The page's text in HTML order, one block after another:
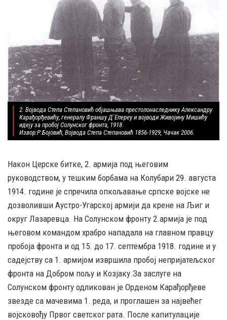
2. Војвода Степа Степановић објашњава престолонаследнику Александру
Карађорђевићу, генералу Франшу Д`Епереу и војводи Живојину Мишићу
идеју за пробој Солунског фронта, 1918.
Извор:Р.Бојовић, Војвода Степа Степановић 1856-1929, Чачак 2006.
Након Церске битке, 2. армија под његовим
руководством, у тешким борбама на Колубари 29. августа
1914. године је спречила опкољавање српске војске не
дозволивши Аустро-Угарској армији да крене на Љиг и
округ Лазаревца. На Солунском фронту 2.армија је под
његовом командом храбро нападала на главном правцу
пробоја фронта и од 15. до 17. септембра 1918. године и у
садејству са 1. армијом извршила пробој непријатељског
фронта на Добром пољу и Козјаку.За заслуге на
Солунском фронту одликован је Орденом Карађорђеве
звезде са мачевима 1. реда, и проглашен за највећег
војсковођу Првог светског рата. После капитулације